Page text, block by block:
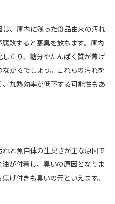
、庫内に残った食品由来の汚れ
敗すると悪臭を放ちます。庫内
たり、糖分やたんぱく質が焦げ
がるでしょう。これらの汚れを
加熱効率が低下する可能性もあ
と魚自体の生臭さが主な原因で
が付着し、臭いの原因となりま
げ付きも臭いの元といえます。